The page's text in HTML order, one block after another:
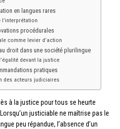
en langues rares
procédurales
comme levier d’action
droit dans une société plurilingue
devant la justice
pratiques
des acteurs judiciaires
à la justice pour tous se heurte
justiciable ne maîtrise pas le
peu répandue, l’absence d’un